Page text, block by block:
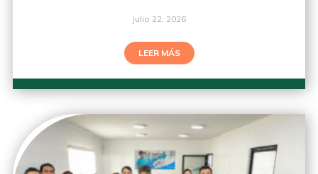
julio 22, 2026
LEER MÁS